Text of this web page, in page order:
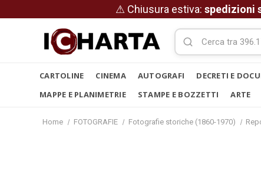
⚠ Chiusura estiva: spedizioni
CARTOLINE CINEMA AUTOGRAFI DECRETI E
MAPPE E PLANIMETRIE
STAMPE E BOZZETTI ARTE
Home FOTOGRAFIE Fotografie storiche (1860-1970)